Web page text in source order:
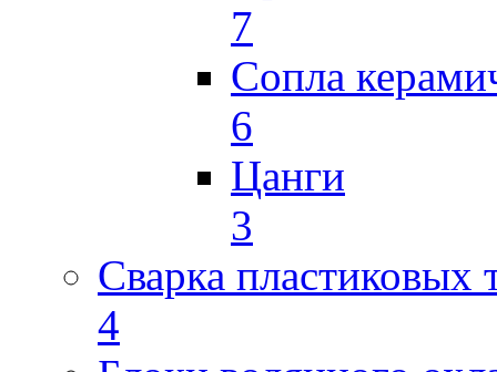
7
Сопла
6
Цанги
3
Сварка пластиковых
4